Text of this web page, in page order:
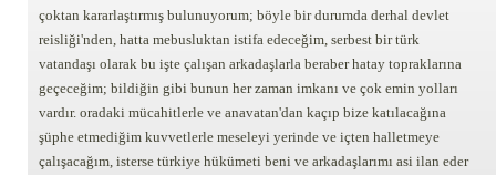
çoktan kararlaştırmış bulunuyorum; böyle bir durumda derhal devlet
reisliği'nden, hatta mebusluktan istifa edeceğim, serbest bir türk
vatandaşı olarak bu işte çalışan arkadaşlarla beraber hatay topraklarına
geçeceğim; bildiğin gibi bunun her zaman imkanı ve çok emin yolları
vardır. oradaki mücahitlerle ve anavatan'dan kaçıp bize katılacağına
şüphe etmediğim kuvvetlerle meseleyi yerinde ve içten halletmeye
çalışacağım, isterse türkiye hükümeti beni ve arkadaşlarımı asi ilan eder